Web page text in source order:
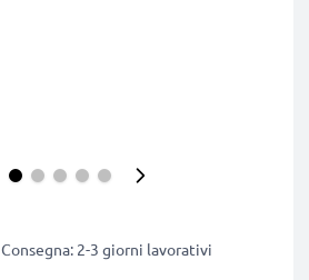
Consegna: 2-3 giorni lavorativi